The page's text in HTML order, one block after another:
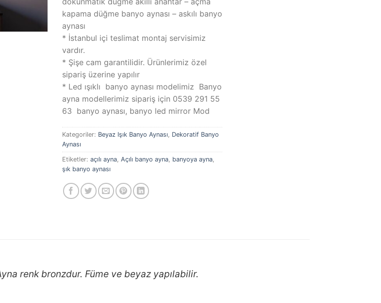
kapama düğme banyo aynası – askılı banyo
aynası
* İstanbul içi teslimat montaj servisimiz
vardır.
* Şişe cam garantilidir. Ürünlerimiz özel
sipariş üzerine yapılır
* Led ışıklı banyo aynası modelimiz Banyo
ayna modellerimiz sipariş için 0539 291 55
63 banyo aynası, banyo led mirror Mod
Kategoriler: Beyaz Işık Banyo Aynası, Dekoratif Banyo
Aynası
Etiketler: açılı ayna, Açılı banyo ayna, banyoya ayna,
şık banyo aynası
renk bronzdur. Füme ve beyaz yapılabilir.